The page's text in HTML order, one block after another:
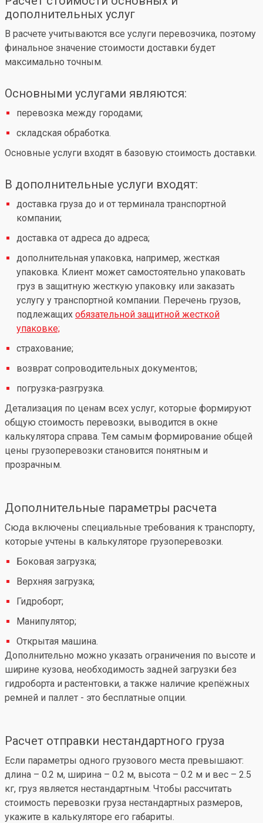
дополнительных услуг
В расчете учитываются все услуги перевозчика, поэтому
финальное значение стоимости доставки будет
максимально точным.
Основными услугами являются:
перевозка между городами;
складская обработка.
Основные услуги входят в базовую стоимость доставки.
В дополнительные услуги входят:
доставка груза до и от терминала транспортной
компании;
доставка от адреса до адреса;
дополнительная упаковка, например, жесткая
упаковка. Клиент может самостоятельно упаковать
груз в защитную жесткую упаковку или заказать
услугу у транспортной компании. Перечень грузов,
подлежащих обязательной защитной жесткой
упаковке;
страхование;
возврат сопроводительных документов;
погрузка-разгрузка.
Детализация по ценам всех услуг, которые формируют
общую стоимость перевозки, выводится в окне
калькулятора справа. Тем самым формирование общей
цены грузоперевозки становится понятным и
прозрачным.
Дополнительные параметры расчета
Сюда включены специальные требования к транспорту,
которые учтены в калькуляторе грузоперевозки.
Боковая загрузка;
Верхняя загрузка;
Гидроборт;
Манипулятор;
Открытая машина.
Дополнительно можно указать ограничения по высоте и
ширине кузова, необходимость задней загрузки без
гидроборта и растентовки, а также наличие крепёжных
ремней и паллет - это бесплатные опции.
Расчет отправки нестандартного груза
Если параметры одного грузового места превышают:
длина – 0.2 м, ширина – 0.2 м, высота – 0.2 м и вес – 2.5
кг, груз является нестандартным. Чтобы рассчитать
стоимость перевозки груза нестандартных размеров,
укажите в калькуляторе его габариты.